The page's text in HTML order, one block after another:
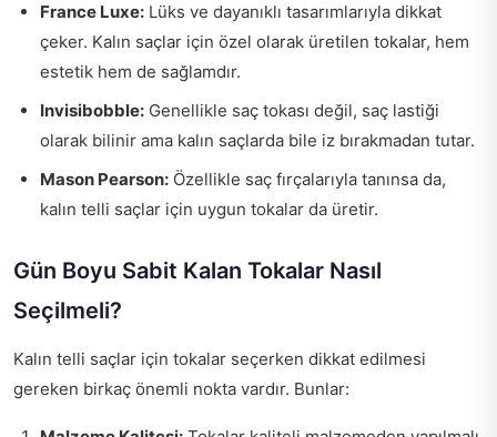
France Luxe: Lüks ve dayanıklı tasarımlarıyla dikkat
çeker. Kalın saçlar için özel olarak üretilen tokalar, hem
estetik hem de sağlamdır.
Invisibobble: Genellikle saç tokası değil, saç lastiği
olarak bilinir ama kalın saçlarda bile iz bırakmadan tutar.
Mason Pearson: Özellikle saç fırçalarıyla tanınsa da,
kalın telli saçlar için uygun tokalar da üretir.
Gün Boyu Sabit Kalan Tokalar Nasıl
Seçilmeli?
Kalın telli saçlar için tokalar seçerken dikkat edilmesi
gereken birkaç önemli nokta vardır. Bunlar: